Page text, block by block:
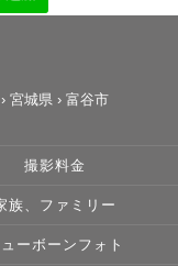
› 宮城県 › 富谷市
撮影料金
族、ファミリー
ーボーンフォト